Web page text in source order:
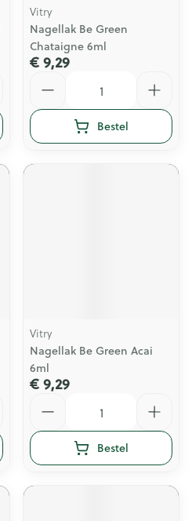
Vitry
Nagellak Be Green
Chataigne 6ml
€ 9,29
Bestel
Vitry
Nagellak Be Green Acai
6ml
€ 9,29
Bestel